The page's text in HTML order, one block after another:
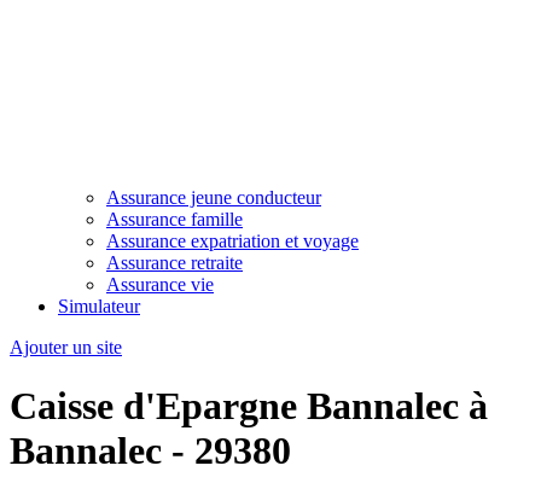
Assurance jeune conducteur
Assurance famille
Assurance expatriation et voyage
Assurance retraite
Assurance vie
Simulateur
Ajouter un site
Caisse d'Epargne Bannalec à
Bannalec - 29380